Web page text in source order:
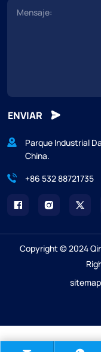
ENVIAR
Parque Industrial
China.
+86 532 88721735
Copyright © 2024
sitemap